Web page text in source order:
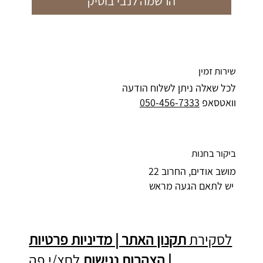
שירות זמין
לכל שאלה ניתן לשלוח הודעה
וואטסאפ 050-456-7333
ביקור בחנות
מושב אודים, החרוב 22
יש לתאם הגעה מראש
לסקירתתקנון האתר | מדיניות פרטיות